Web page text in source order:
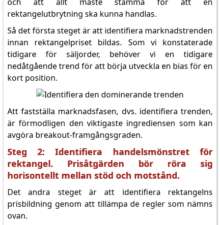
rektangelutbrytning ska kunna handlas.
Så det första steget är att identifiera marknadstrenden
innan rektangelpriset bildas. Som vi konstaterade
tidigare för säljorder, behöver vi en tidigare
nedåtgående trend för att börja utveckla en bias för en
kort position.
Att fastställa marknadsfasen, dvs. identifiera trenden,
är förmodligen den viktigaste ingrediensen som kan
avgöra breakout-framgångsgraden.
Steg 2: Identifiera handelsmönstret för
rektangel. Prisåtgärden bör röra sig
horisontellt mellan stöd och motstånd.
Det andra steget är att identifiera rektangelns
prisbildning genom att tillämpa de regler som nämns
ovan.